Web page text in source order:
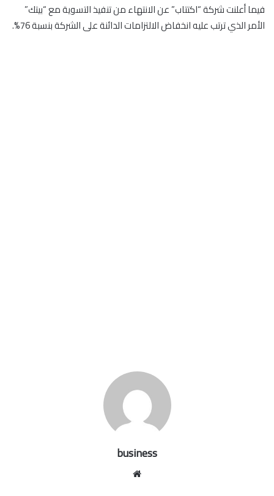
فيما أعلنت شركة “اكتتاب” عن الانتهاء من تنفيذ التسوية مع “بيتك”
الأمر الذي ترتب عليه انخفاض الالتزامات الدائنة على الشركة بنسبة 76%.
business